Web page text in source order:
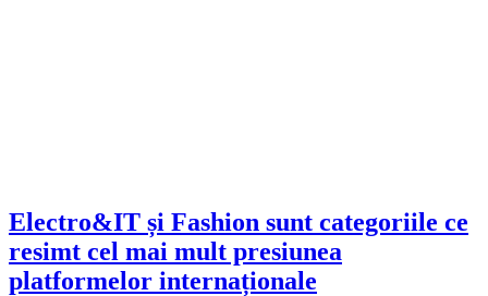
Electro&IT și Fashion sunt categoriile ce
resimt cel mai mult presiunea
platformelor internaționale